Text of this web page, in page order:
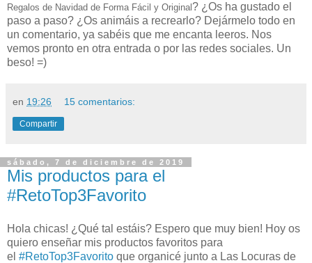
Regalos de Navidad de Forma Fácil y Original ? ¿Os ha gustado el
paso a paso? ¿Os animáis a recrearlo? Dejármelo todo en
un comentario, ya sabéis que me encanta leeros. Nos
vemos pronto en otra entrada o por las redes sociales. Un
beso! =)
en 19:26 15 comentarios:
Compartir
sábado, 7 de diciembre de 2019
Mis productos para el
#RetoTop3Favorito
Hola chicas! ¿Qué tal estáis? Espero que muy bien! Hoy os
quiero enseñar mis productos favoritos para
el #RetoTop3Favorito que organicé junto a Las Locuras de